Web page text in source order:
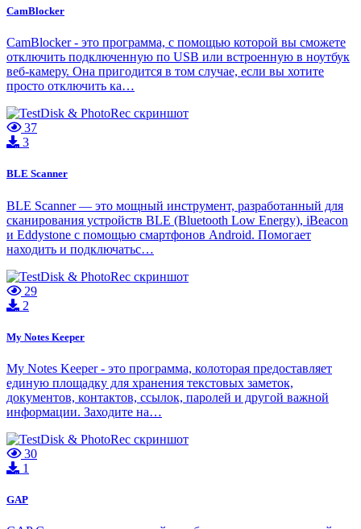
CamBlocker
CamBlocker - это программа, с помощью которой вы сможете
отключить подключенную по USB или встроенную в ноутбук
веб-камеру. Она пригодится в том случае, если вы хотите
просто отключить ка…
37
3
BLE Scanner
BLE Scanner — это мощный инструмент, разработанный для
сканирования устройств BLE (Bluetooth Low Energy), iBeacon
и Eddystone с помощью смартфонов Android. Помогает
находить и подключатьс…
29
2
My Notes Keeper
My Notes Keeper - это программа, колоторая предоставляет
единую площадку для хранения текстовых заметок,
документов, контактов, ссылок, паролей и другой важной
информации. Заходите на…
30
1
GAP